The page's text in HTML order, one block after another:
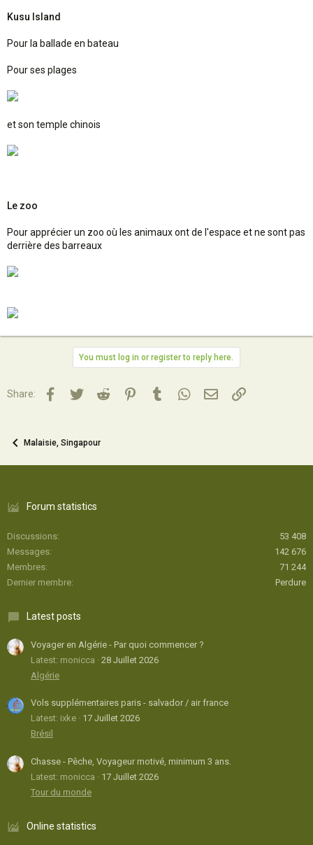
Kusu Island
Pour la ballade en bateau
Pour ses plages
et son temple chinois
Le zoo
Pour apprécier un zoo où les animaux ont de l'espace et ne sont pas
derrière des barreaux
You must log in or register to reply here.
Share: Facebook
TwitterReddit PinterestTumblrWhatsApp
Email Lien
Malaisie, Singapour
Forum statistics
Discussions
53 408
Messages
142 676
Membres
71 244
Dernier membre
Perdure
Latest posts
Voyager en Algérie - Par quoi commencer ?
Latest: monicca
28 Juillet 2026
Algérie
Vols supplémentaires paris - salvador / air france
Latest: ixke
17 Juillet 2026
Brésil
Chasse - Pêche, Voyageur motivé, minimum 3 ans.
Latest: monicca
17 Juillet 2026
Tour du monde
Online statistics